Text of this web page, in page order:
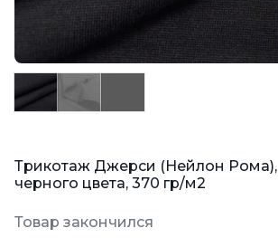
Трикотаж Джерси (Нейлон Рома),
черного цвета, 370 гр/м2
Товар закончился